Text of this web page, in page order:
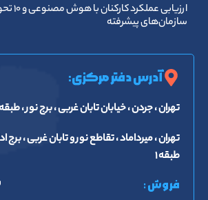
ارزیابی
سازمان‌های پیشرفته
آدرس دفتر مرکزی:
تهران ، جردن ، خیابان تابان غربی ، برج نور ، طبقه
تهران ، میرداماد ، تقاطع نور و تابان غربی ، برج
طبقه ۱
فروش :